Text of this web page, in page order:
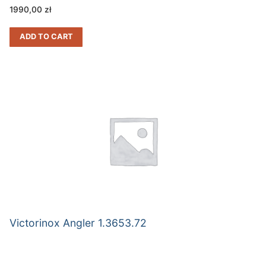
1990,00 zł
ADD TO CART
Victorinox Angler 1.3653.72